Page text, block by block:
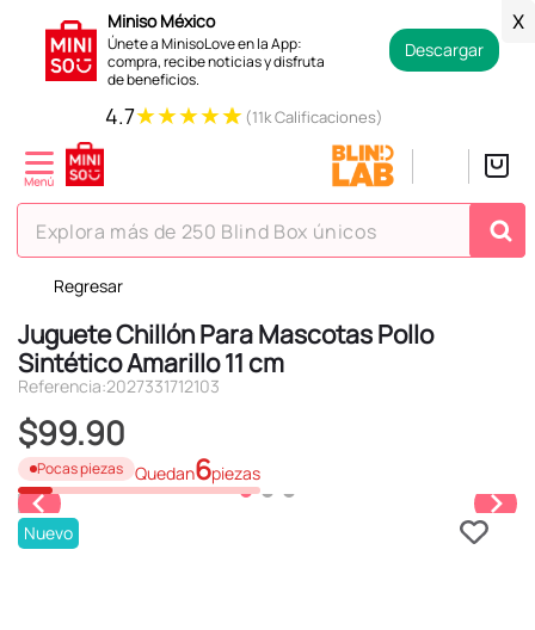
Miniso México
Únete a MinisoLove en la App:
compra, recibe noticias y disfruta
de beneficios.
Descargar
X
4.7★★★★★ (11k Calificaciones)
Explora más de 250 Blind Box únicos
Regresar
Juguete Chillón Para Mascotas Pollo
Sintético Amarillo 11 cm
Referencia:2027331712103
$99.90
Pocas piezas Quedan6piezas
Nuevo
TÉRMINOS MÁS BUSCADOS
1 .
hello kitty
2.
spiderman
3
peluche
4.
osito cariñosito
5.
blind box
6.
pokemon